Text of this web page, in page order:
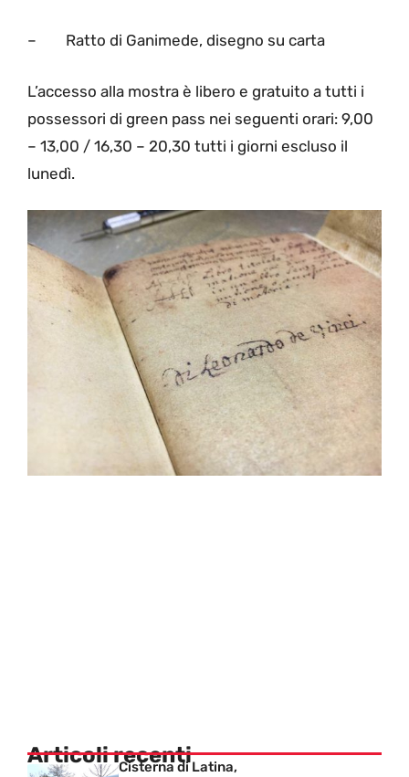
– Ratto di Ganimede, disegno su carta
L’accesso alla mostra è libero e gratuito a tutti i
possessori di green pass nei seguenti orari: 9,00
– 13,00 / 16,30 – 20,30 tutti i giorni escluso il
lunedì.
Articoli recenti
Cisterna di Latina,